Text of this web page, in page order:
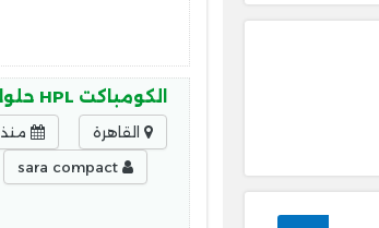
الكومباكت HPL حلولًا عصرية تجمع بين الجودة والأمان، حيث يتميز الكومباكت HPL بـ: مقاومة عالية للرطوبة
القاهرة
منذ 16 ساعة